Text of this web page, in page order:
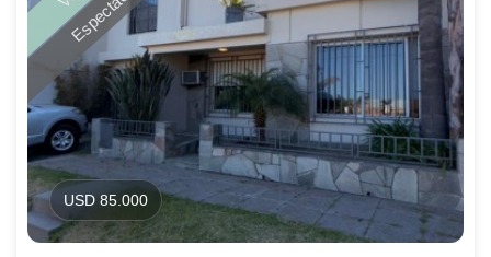
USD 85.000